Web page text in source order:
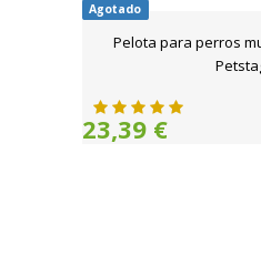
Agotado
Pelota para perros
23,39 €